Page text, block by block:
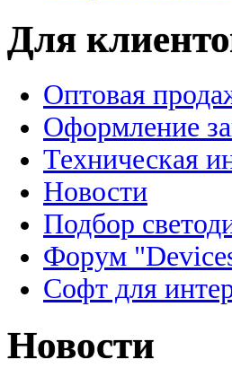
Для
Оптовая
Оформление
Техническая
Новости
Подбор
Форум
Софт для
Новости